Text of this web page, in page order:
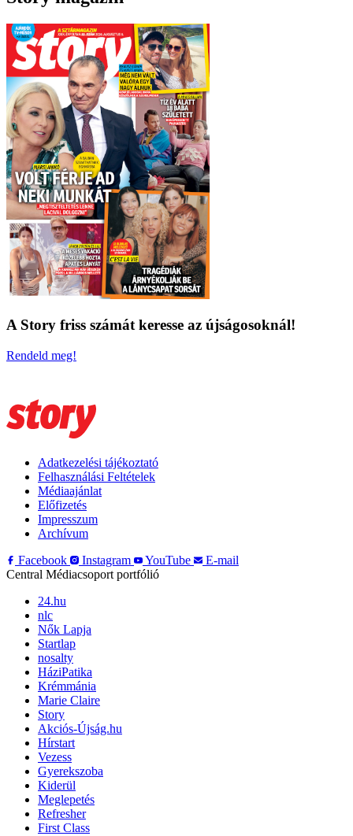
A Story friss számát keresse az újságosoknál!
Rendeld meg!
Adatkezelési tájékoztató
Felhasználási Feltételek
Médiaajánlat
Előfizetés
Impresszum
Archívum
Facebook
Instagram YouTube
E-mail
Central Médiacsoport portfólió
24.hu
nlc
Nők Lapja
Startlap
nosalty
HáziPatika
Krémmánia
Marie Claire
Story
Akciós-Újság.hu
Hírstart
Vezess
Gyerekszoba
Kiderül
Meglepetés
Refresher
First Class